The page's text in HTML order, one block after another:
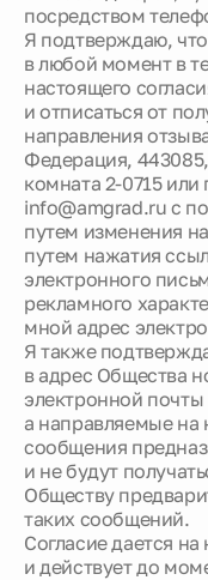
Камеры
Тендеры
Партнерам
Контакты
посредством
Я подтверждаю,
в любой момент в
настоящего
и отписаться от
направления
Федерация,
комната 2-0715
info@amgrad.ru с
путем изменения
путем нажатия
электронного
рекламного
мной адрес
Я также
в адрес Общества
электронной
а направляемые
сообщения
и не будут
Обществу
таких сообщений.
Согласие дается
и действует до